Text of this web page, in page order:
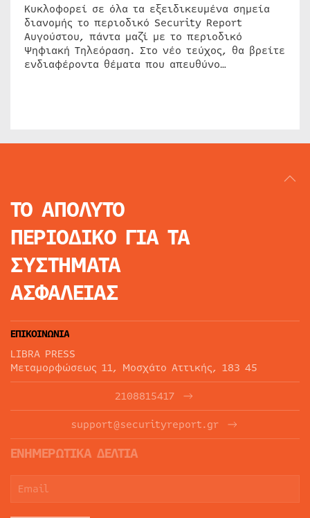
Κυκλοφορεί σε όλα τα εξειδικευμένα σημεία
διανομής το περιοδικό Security Report
Αυγούστου, πάντα μαζί με το περιοδικό
Ψηφιακή Τηλεόραση. Στο νέο τεύχος, θα βρείτε
ενδιαφέροντα θέματα που απευθύνο…
ΤΟ ΑΠΟΛΥΤΟ
ΠΕΡΙΟΔΙΚΟ ΓΙΑ ΤΑ
ΣΥΣΤΗΜΑΤΑ
ΑΣΦΑΛΕΙΑΣ
ΕΠΙΚΟΙΝΩΝΙΑ
LIBRA PRESS
Μεταμορφώσεως 11, Μοσχάτο Αττικής, 183 45
2108815417
support@securityreport.gr
ΕΝΗΜΕΡΩΤΙΚΑ ΔΕΛΤΙΑ